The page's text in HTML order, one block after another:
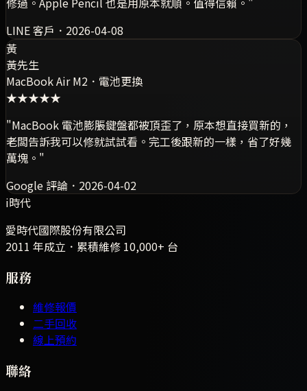
LINE 客戶 ． 2026-04-08
黃
黃先生
MacBook Air M2 ． 電池更換
★★★★★
"MacBook 電池膨脹鍵盤都被頂歪了，原本想直接買新的，
老闆告訴我可以修就試試看。完工後跟新的一樣，省了好幾
萬塊。 "
Google 評論 ． 2026-04-02
i時代
愛時代國際股份有限公司
2011 年成立．累積維修 10,000+ 台
服務
維修報價
二手回收
線上預約
聯絡